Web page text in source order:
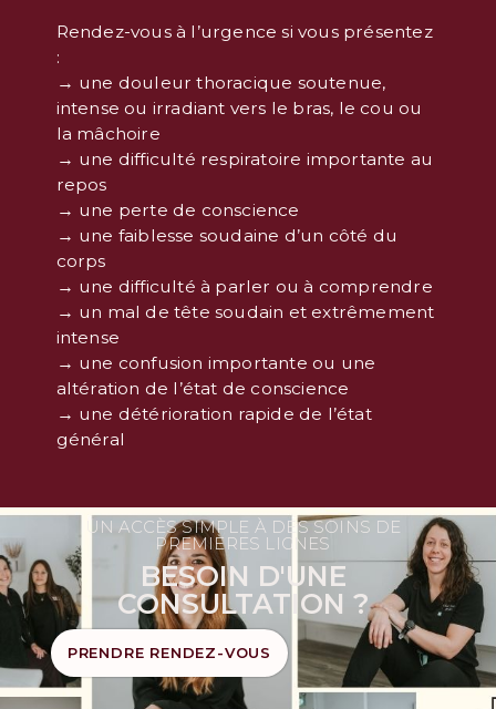
Rendez-vous à l’urgence si vous présentez
:
→ une douleur thoracique soutenue,
intense ou irradiant vers le bras, le cou ou
la mâchoire
→ une difficulté respiratoire importante au
repos
→ une perte de conscience
→ une faiblesse soudaine d’un côté du
corps
→ une difficulté à parler ou à comprendre
→ un mal de tête soudain et extrêmement
intense
→ une confusion importante ou une
altération de l’état de conscience
→ une détérioration rapide de l’état
général
UN ACCÈS SIMPLE À DES SOINS DE
PREMIÈRES LIGNES
BESOIN D'UNE
CONSULTATION ?
PRENDRE RENDEZ-VOUS